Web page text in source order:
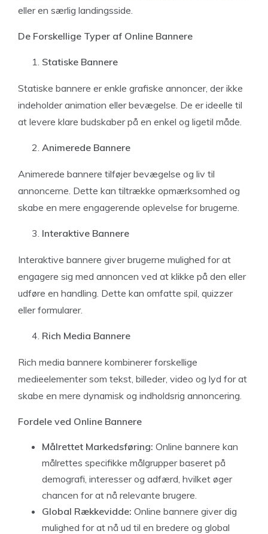
eller en særlig landingsside.
De Forskellige Typer af Online Bannere
Statiske Bannere
Statiske bannere er enkle grafiske annoncer, der ikke
indeholder animation eller bevægelse. De er ideelle til
at levere klare budskaber på en enkel og ligetil måde.
Animerede Bannere
Animerede bannere tilføjer bevægelse og liv til
annoncerne. Dette kan tiltrække opmærksomhed og
skabe en mere engagerende oplevelse for brugerne.
Interaktive Bannere
Interaktive bannere giver brugerne mulighed for at
engagere sig med annoncen ved at klikke på den eller
udføre en handling. Dette kan omfatte spil, quizzer
eller formularer.
Rich Media Bannere
Rich media bannere kombinerer forskellige
medieelementer som tekst, billeder, video og lyd for at
skabe en mere dynamisk og indholdsrig annoncering.
Fordele ved Online Bannere
Målrettet Markedsføring: Online bannere kan
målrettes specifikke målgrupper baseret på
demografi, interesser og adfærd, hvilket øger
chancen for at nå relevante brugere.
Global Rækkevidde: Online bannere giver dig
mulighed for at nå ud til en bredere og global